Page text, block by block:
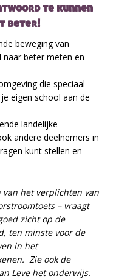
te kunnen
beter!
beweging van
beter meten en
die speciaal
eigen school aan de
landelijke
andere deelnemers in
kunt stellen en
van het verplichten van
– vraagt
zicht op de
ten minste voor de
in het
Zie ook de
Leve het onderwijs.